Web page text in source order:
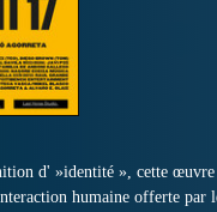
d' »identité », cette œuvre
humaine offerte par